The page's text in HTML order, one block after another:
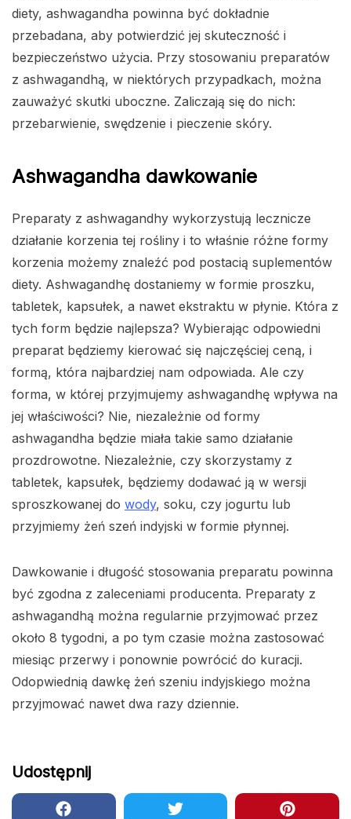
diety, ashwagandha powinna być dokładnie
przebadana, aby potwierdzić jej skuteczność i
bezpieczeństwo użycia. Przy stosowaniu preparatów
z ashwagandhą, w niektórych przypadkach, można
zauważyć skutki uboczne. Zaliczają się do nich:
przebarwienie, swędzenie i pieczenie skóry.
Ashwagandha dawkowanie
Preparaty z ashwagandhy wykorzystują lecznicze
działanie korzenia tej rośliny i to właśnie różne formy
korzenia możemy znaleźć pod postacią suplementów
diety. Ashwagandhę dostaniemy w formie proszku,
tabletek, kapsułek, a nawet ekstraktu w płynie. Która z
tych form będzie najlepsza? Wybierając odpowiedni
preparat będziemy kierować się najczęściej ceną, i
formą, która najbardziej nam odpowiada. Ale czy
forma, w której przyjmujemy ashwagandhę wpływa na
jej właściwości? Nie, niezależnie od formy
ashwagandha będzie miała takie samo działanie
prozdrowotne. Niezależnie, czy skorzystamy z
tabletek, kapsułek, będziemy dodawać ją w wersji
sproszkowanej do wody, soku, czy jogurtu lub
przyjmiemy żeń szeń indyjski w formie płynnej.
Dawkowanie i długość stosowania preparatu powinna
być zgodna z zaleceniami producenta. Preparaty z
ashwagandhą można regularnie przyjmować przez
około 8 tygodni, a po tym czasie można zastosować
miesiąc przerwy i ponownie powrócić do kuracji.
Odopwiednią dawkę żeń szeniu indyjskiego można
przyjmować nawet dwa razy dziennie.
Udostępnij